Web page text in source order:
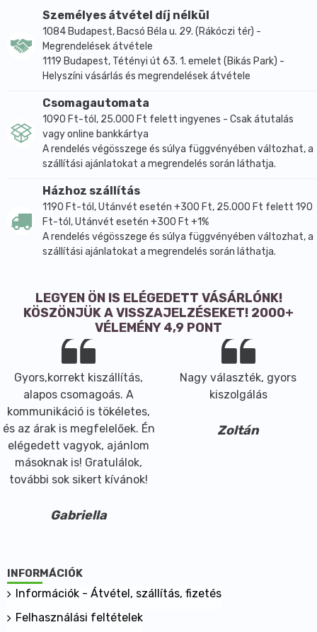
Személyes átvétel díj nélkül
1084 Budapest, Bacsó Béla u. 29. (Rákóczi tér) -
Megrendelések átvétele
1119 Budapest, Tétényi út 63. 1. emelet (Bikás Park) -
Helyszíni vásárlás és megrendelések átvétele
Csomagautomata
1090 Ft-tól, 25.000 Ft felett ingyenes - Csak átutalás
vagy online bankkártya
A rendelés végösszege és súlya függvényében változhat, a
szállítási ajánlatokat a megrendelés során láthatja.
Házhoz szállítás
1190 Ft-tól, Utánvét esetén +300 Ft, 25.000 Ft felett 190
Ft-tól, Utánvét esetén +300 Ft +1%
A rendelés végösszege és súlya függvényében változhat, a
szállítási ajánlatokat a megrendelés során láthatja.
LEGYEN ÖN IS ELÉGEDETT VÁSÁRLÓNK!
KÖSZÖNJÜK A VISSZAJELZÉSEKET! 2000+
VÉLEMÉNY 4,9 PONT
Gyors,korrekt kiszállítás,
alapos csomagoás. A
kommunikáció is tökéletes,
és az árak is megfelelőek. Én
elégedett vagyok, ajánlom
másoknak is! Gratulálok,
további sok sikert kívánok!
Gabriella
Nagy választék, gyors
kiszolgálás
Zoltán
INFORMÁCIÓK
Információk - Átvétel, szállítás, fizetés
Felhasználási feltételek